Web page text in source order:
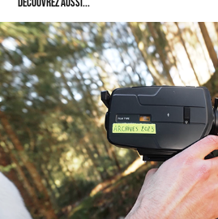
Archives 2023 📽️